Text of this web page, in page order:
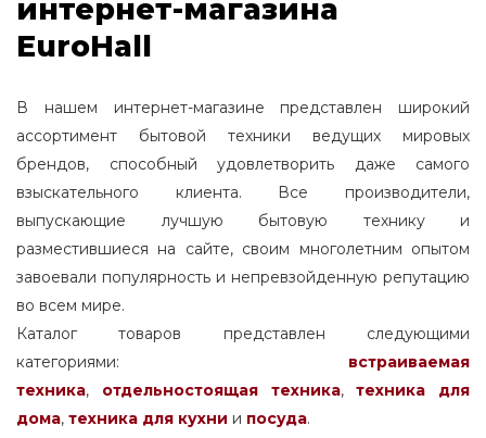
интернет-магазина
EuroHall
В нашем интернет-магазине представлен широкий
ассортимент бытовой техники ведущих мировых
брендов, способный удовлетворить даже самого
взыскательного клиента. Все производители,
выпускающие лучшую бытовую технику и
разместившиеся на сайте, своим многолетним опытом
завоевали популярность и непревзойденную репутацию
во всем мире.
Каталог товаров представлен следующими
категориями: встраиваемая
техника, отдельностоящаятехника,
техника для
дома, техника для кухни и посуда.